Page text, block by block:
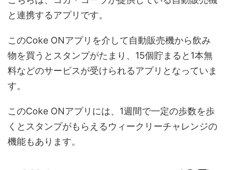
と連携するアプリです。
このCoke ONアプリを介して自動販売機から飲み
物を買うとスタンプがたまり、15個貯まると1本無
料などのサービスが受けられるアプリとなっていま
す。
このCoke ONアプリには、1週間で一定の歩数を歩
くとスタンプがもらえるウィークリーチャレンジの
機能もあります。